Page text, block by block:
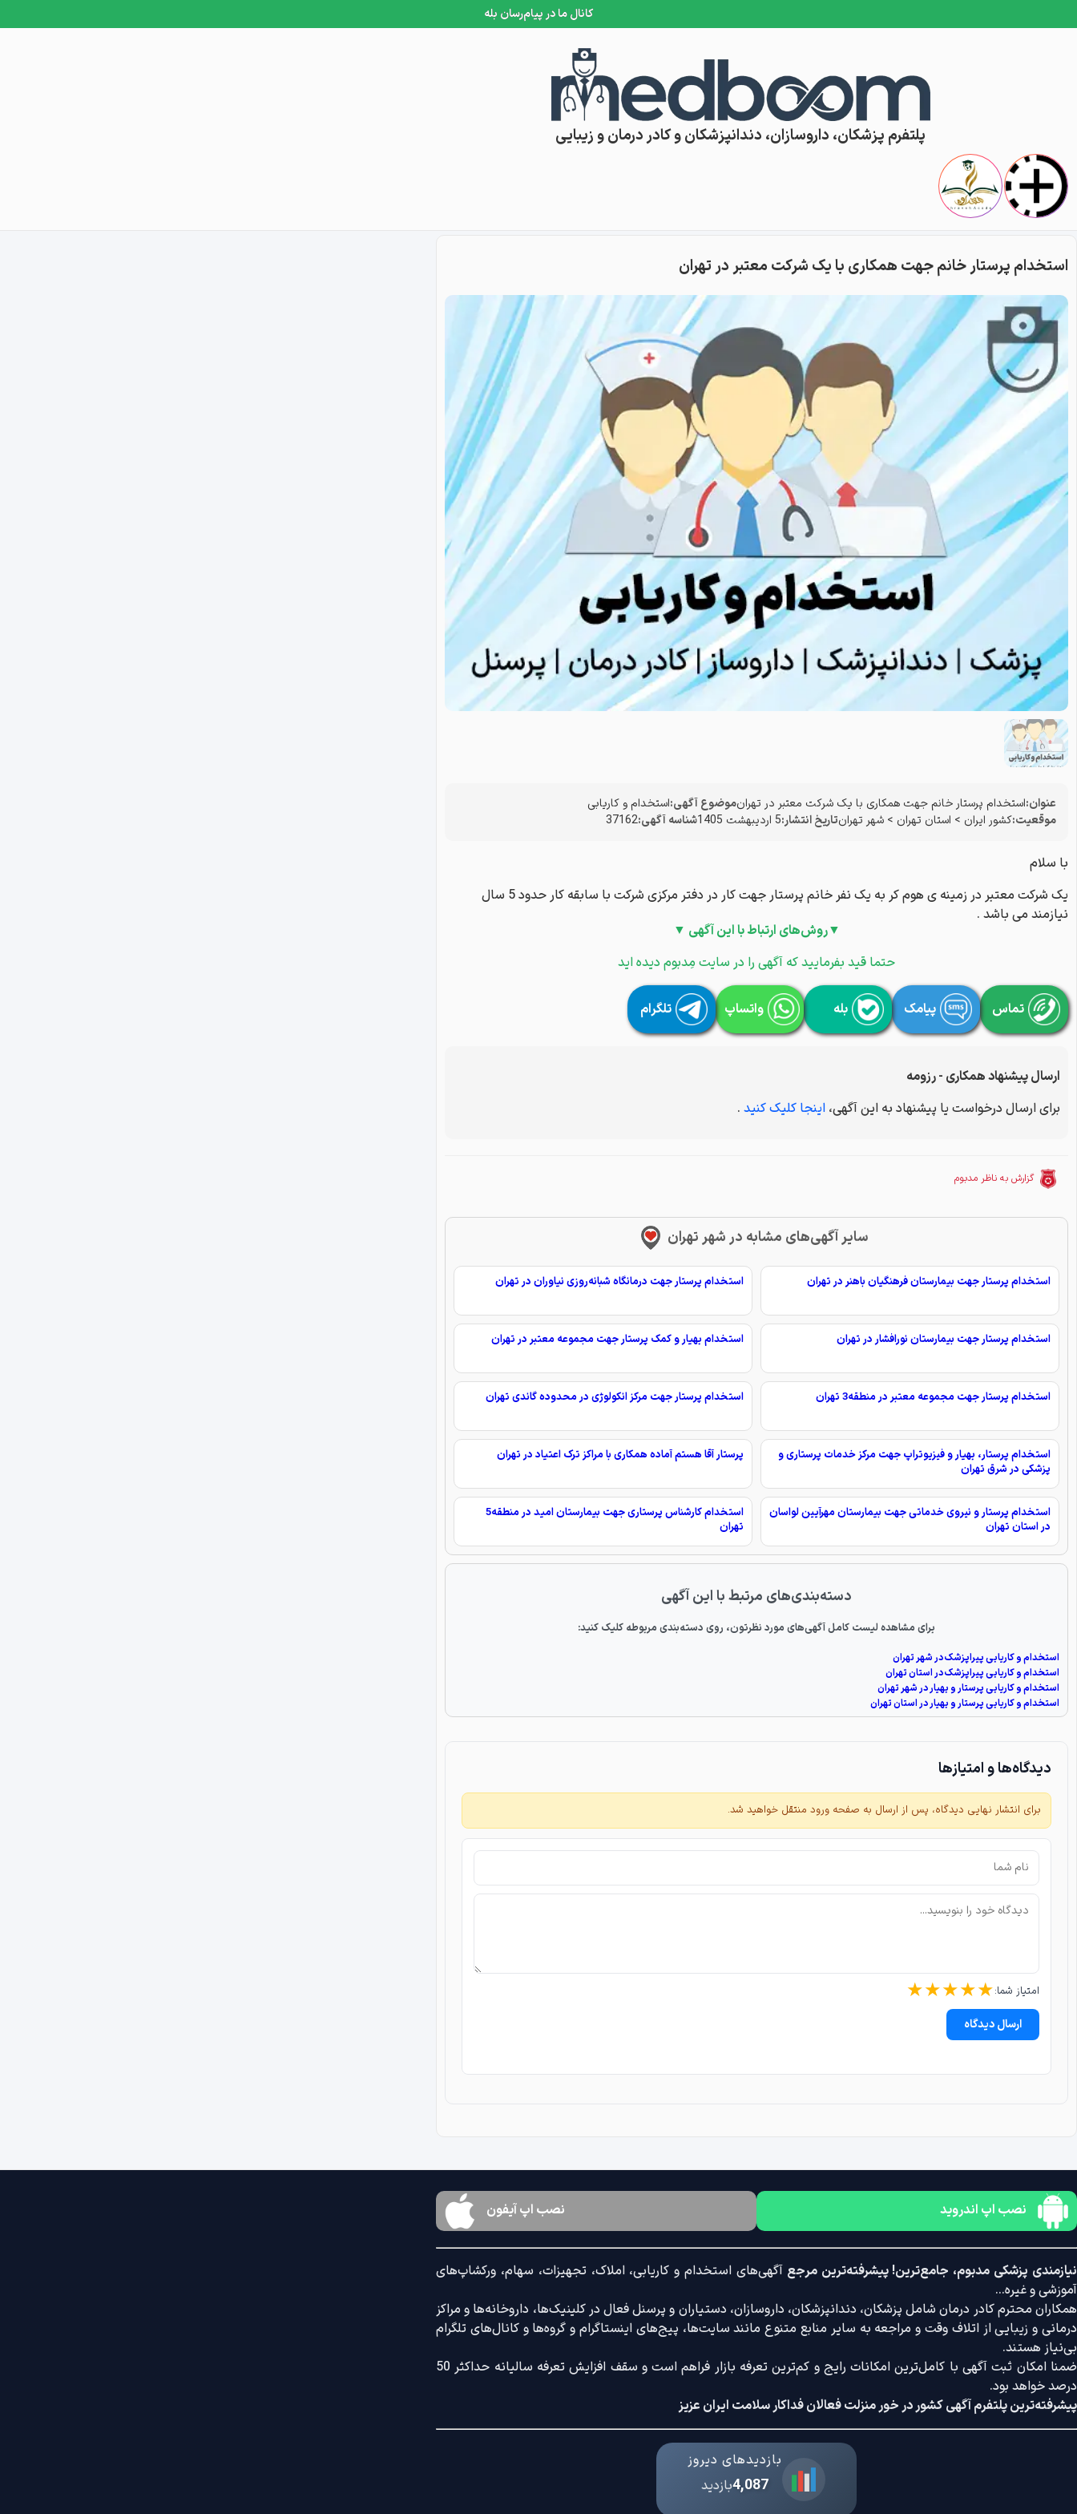
کانال ما در پیام‌رسان بله
Skip to content
پلتفرم پزشکان، داروسازان، دندانپزشکان و کادر درمان و زیبایی
استخدام پرستار خانم جهت همکاری با یک شرکت معتبر در تهران
عنوان:استخدام پرستار خانم جهت همکاری با یک شرکت معتبر در تهرانموضوع آگهی:استخدام و کاریابی
موقعیت:کشور ایران > استان تهران > شهر تهرانتاریخ انتشار:5 اردیبهشت 1405 شناسه آگهی:37162
با سلام
یک شرکت معتبر در زمینه ی هوم کر به یک نفر خانم پرستار جهت کار در دفتر مرکزی شرکت با سابقه کار حدود 5 سال
نیازمند می باشد .
▼روش‌های ارتباط با این آگهی ▼
حتما قید بفرمایید که آگهی را در سایت مِدبوم دیده اید
تماس پیامک بله واتساپ تلگرام
ارسال پیشنهاد همکاری - رزومه
برای ارسال درخواست یا پیشنهاد به این آگهی، اینجا کلیک کنید .
گزارش به ناظر مدبوم
سایر آگهی‌های مشابه در شهر تهران
استخدام پرستار جهت بیمارستان فرهنگیان باهنر در تهران استخدام پرستار جهت درمانگاه شبانه‌روزی نیاوران در تهران
استخدام پرستار جهت بیمارستان نورافشار در تهران استخدام بهیار و کمک پرستار جهت مجموعه معتبر در تهران
استخدام پرستار جهت مجموعه معتبر در منطقه3 تهران استخدام پرستار جهت مرکز انکولوژی در محدوده گاندی تهران
استخدام پرستار، بهیار و فیزیوتراپ جهت مرکز خدمات پرستاری و
پزشکی در شرق تهران
پرستار آقا هستم آماده همکاری با مراکز ترک اعتیاد در تهران
استخدام پرستار و نیروی خدماتی جهت بیمارستان مهرآیین لواسان
در استان تهران
استخدام کارشناس پرستاری جهت بیمارستان امید در منطقه5
تهران
دسته‌بندی‌های مرتبط با این آگهی
برای مشاهده لیست کامل آگهی‌های مورد نظرتون، روی دسته‌بندی مربوطه کلیک کنید:
استخدام و کاریابی پیراپزشک در شهر تهران
استخدام و کاریابی پیراپزشک در استان تهران
استخدام و کاریابی پرستار و بهیار در شهر تهران
استخدام و کاریابی پرستار و بهیار در استان تهران
دیدگاه‌ها و امتیازها
برای انتشار نهایی دیدگاه، پس از ارسال به صفحه ورود منتقل خواهید شد.
امتیاز شما: ★★★★★
ارسال دیدگاه
نصب اپ اندروید نصب اپ آیفون
نیازمندی پزشکی مدبوم، جامع‌ترین! پیشرفته‌ترین مرجعآگهی‌های استخدام و کاریابی، املاک، تجهیزات، سهام، ورکشاپ‌های
آموزشی و غیره...
همکاران محترم کادر درمان شامل پزشکان، دندانپزشکان، داروسازان، دستیاران و پرسنل فعال در کلینیک‌ها، داروخانه‌ها و مراکز
درمانی و زیبایی از اتلاف وقت و مراجعه به سایر منابع متنوع مانند سایت‌ها، پیج‌های اینستاگرام و گروه‌ها و کانال‌های تلگرام
بی‌نیاز هستند.
ضمنا امکان ثبت آگهی با کامل‌ترین امکانات رایج و کم‌ترین تعرفه بازار فراهم است و سقف افزایش تعرفه سالیانه حداکثر 50
درصد خواهد بود.
پیشرفته‌ترین پلتفرم آگهی کشور در خور منزلت فعالان فداکار سلامت ایران عزیز
بازدیدهای دیروز
4,087بازدید